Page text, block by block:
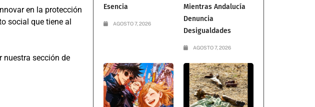
en la protección
social que tiene al
nuestra sección de
Esencia
AGOSTO 7, 2026
Mientras Andalucía
Denuncia
Desigualdades
AGOSTO 7, 2026